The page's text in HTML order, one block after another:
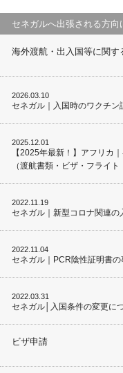
セネガルへ出張される方向
海外渡航・出入国等に関す
2026.03.10
セネガル｜入国時のワクチン
2025.12.01
【2025年最新！】アフリカ
（渡航書類・ビザ・フライ
2022.11.19
セネガル｜新型コロナ関連
2022.11.04
セネガル｜PCR陰性証明書
2022.03.31
セネガル│入国条件の変更に
ビザ申請